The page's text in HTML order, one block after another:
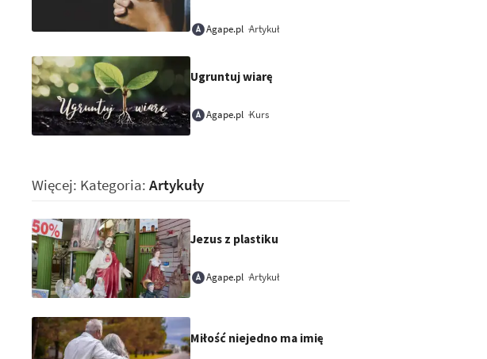
Agape.pl Artykuł
Ugruntuj wiarę
Agape.pl Kurs
Więcej: Kategoria: Artykuły
Jezus z plastiku
Agape.pl Artykuł
Miłość niejedno ma imię